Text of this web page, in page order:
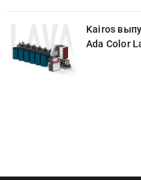
Kairos
Ada Color